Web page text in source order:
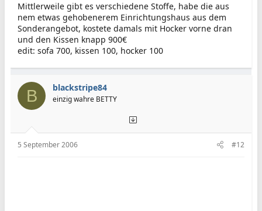
Mittlerweile gibt es verschiedene Stoffe, habe die aus
nem etwas gehobenerem Einrichtungshaus aus dem
Sonderangebot, kostete damals mit Hocker vorne dran
und den Kissen knapp 900€
edit: sofa 700, kissen 100, hocker 100
B blackstripe84
einzig wahre BETTY
5 September 2006 #12